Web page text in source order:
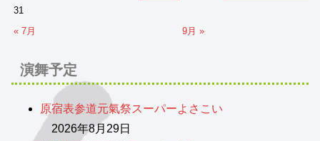
31
« 7月
9月 »
演舞予定
原宿表参道元氣祭スーパーよさこい
2026年8月29日